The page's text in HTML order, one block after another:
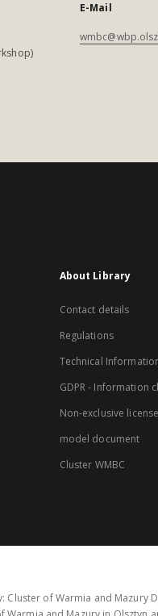
E-Mail
About Library
Contact details
Regulations
Technical
GDPR - Information
Non-exclusive
model document
Cluster WMBC
Cluster of Warmia and Mazury